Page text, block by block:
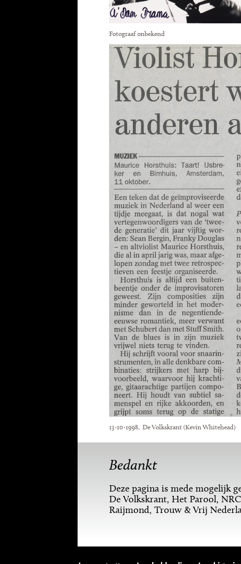
Fotograaf onbekend
13-10-1998, De Volkskrant (Kevin Whitehead)
Bedankt
Deze pagina is mede mogelijk
De Volkskrant, Het Parool,
Raijmond, Trouw & Vrij